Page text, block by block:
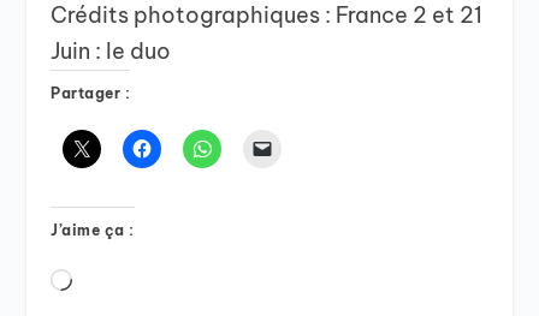
Crédits photographiques : France 2 et 21
Juin : le duo
Partager :
J’aime ça :
Chargement…